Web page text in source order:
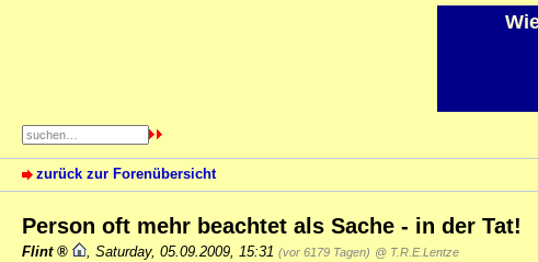
zurück zur Forenübersicht
Person oft mehr beachtet als Sache - in der Tat!
Flint Saturday, 05.09.2009, 15:31 (vor 6179 Tagen) @ T.R.E.Lentze